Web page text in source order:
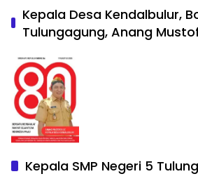
Kepala Desa Kendalbulur,
Tulungagung, Anang
Kepala SMP Negeri 5